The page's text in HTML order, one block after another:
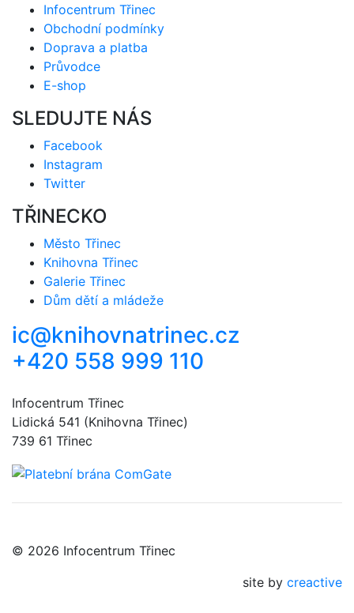
Infocentrum Třinec
Obchodní podmínky
Doprava a platba
Průvodce
E-shop
SLEDUJTE NÁS
Facebook
Instagram
Twitter
TŘINECKO
Město Třinec
Knihovna Třinec
Galerie Třinec
Dům dětí a mládeže
ic@knihovnatrinec.cz
+420 558 999 110
Infocentrum Třinec
Lidická 541 (Knihovna Třinec)
739 61 Třinec
© 2026 Infocentrum Třinec
site by creactive